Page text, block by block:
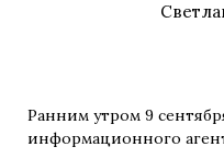
Ранним утром 9
информационного